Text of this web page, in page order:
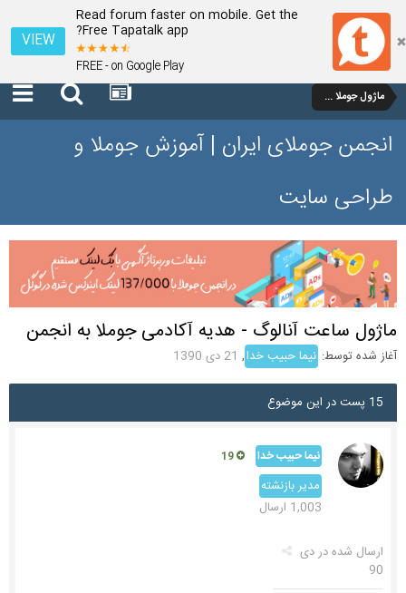
Read forum faster on mobile. Get the
Free Tapatalk app?
FREE - on Google Play
VIEW
ماژول جوملا 1.5
انجمن جوملای ایران | آموزش جوملا و
طراحی سایت
ماژول ساعت آنالوگ - هدیه آکادمی جوملا به انجمن
آغاز شده توسط: نیما حبیب خدا, 21 دی 1390
15 پست در این موضوع
نیما حبیب خدا
مدیر بازنشته
1,003 ارسال
ارسال شده دردی
90